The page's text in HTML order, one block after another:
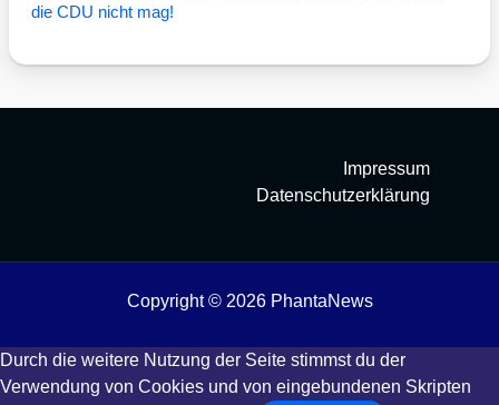
die CDU nicht mag!
Impressum
Datenschutzerklärung
Copyright © 2026 PhantaNews
Durch die weitere Nutzung der Seite stimmst du der
Verwendung von Cookies und von eingebundenen Skripten